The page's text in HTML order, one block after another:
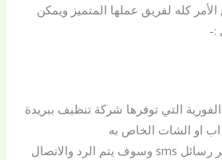
كله لفريق عملها المتميز ويمكن
:-
التي توفرها شركة تنظيف ببريدة
او الشات الخاص به
يمكن التواصل عبر رسائل sms وسوف يتم الرد والاتصال